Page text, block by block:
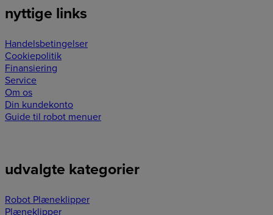
nyttige links
Handelsbetingelser
Cookiepolitik
Finansiering
Service
Om os
Din kundekonto
Guide til robot menuer
udvalgte kategorier
Robot Plæneklipper
Plæneklipper